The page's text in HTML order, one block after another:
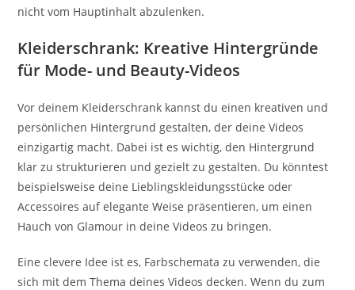
nicht vom Hauptinhalt abzulenken.
Kleiderschrank: Kreative Hintergründe
für Mode- und Beauty-Videos
Vor deinem Kleiderschrank kannst du einen kreativen und
persönlichen Hintergrund gestalten, der deine Videos
einzigartig macht. Dabei ist es wichtig, den Hintergrund
klar zu strukturieren und gezielt zu gestalten. Du könntest
beispielsweise deine Lieblingskleidungsstücke oder
Accessoires auf elegante Weise präsentieren, um einen
Hauch von Glamour in deine Videos zu bringen.
Eine clevere Idee ist es, Farbschemata zu verwenden, die
sich mit dem Thema deines Videos decken. Wenn du zum